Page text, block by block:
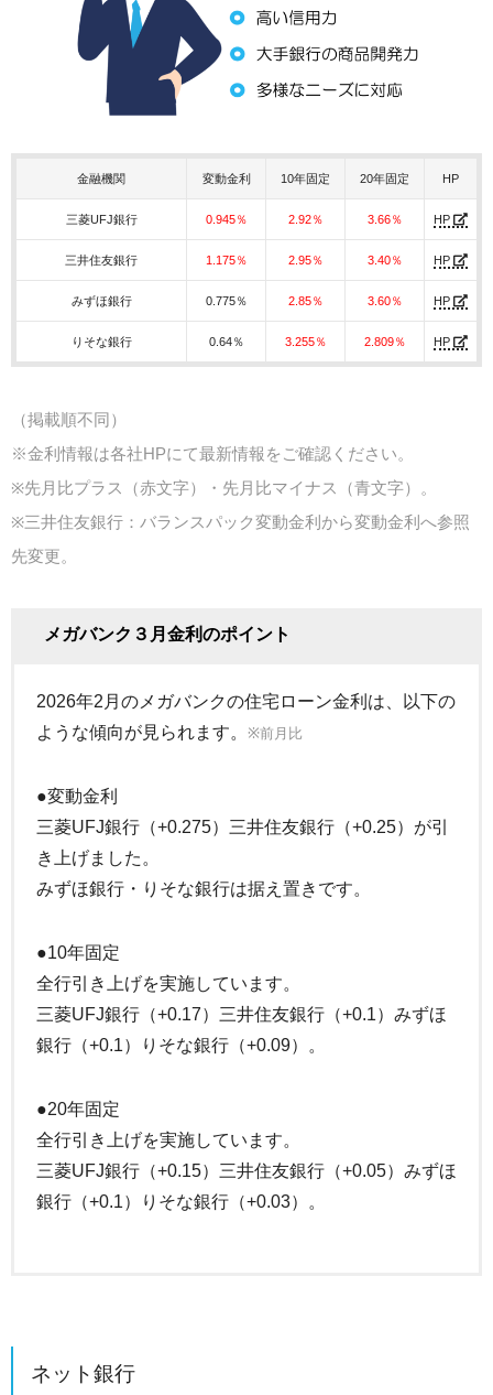
金融機関 変動金利 10年固定 20年固定 HP
三菱UFJ銀行 0.945％ 2.92％ 3.66％ HP
三井住友銀行 1.175％ 2.95％ 3.40％ HP
みずほ銀行 0.775％ 2.85％ 3.60％ HP
りそな銀行 0.64％ 3.255％ 2.809％ HP
（掲載順不同）
※金利情報は各社HPにて最新情報をご確認ください。
※先月比プラス（赤文字）・先月比マイナス（青文字）。
※三井住友銀行：バランスパック変動金利から変動金利へ参照
先変更。
メガバンク３月金利のポイント
2026年2月のメガバンクの住宅ローン金利は、以下の
ような傾向が見られます。 ※前月比
●変動金利
三菱UFJ銀行（+0.275）三井住友銀行（+0.25）が引
き上げました。
みずほ銀行・りそな銀行は据え置きです。
●10年固定
全行引き上げを実施しています。
三菱UFJ銀行（+0.17）三井住友銀行（+0.1）みずほ
銀行（+0.1）りそな銀行（+0.09）。
●20年固定
全行引き上げを実施しています。
三菱UFJ銀行（+0.15）三井住友銀行（+0.05）みずほ
銀行（+0.1）りそな銀行（+0.03）。
ネット銀行